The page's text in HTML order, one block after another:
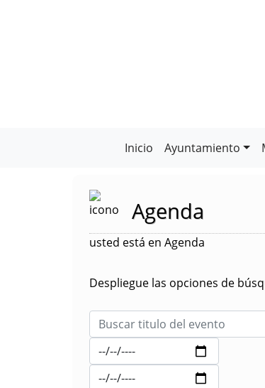
Inicio Ayuntamiento
Agenda
usted está en Agenda
Despliegue las opciones de